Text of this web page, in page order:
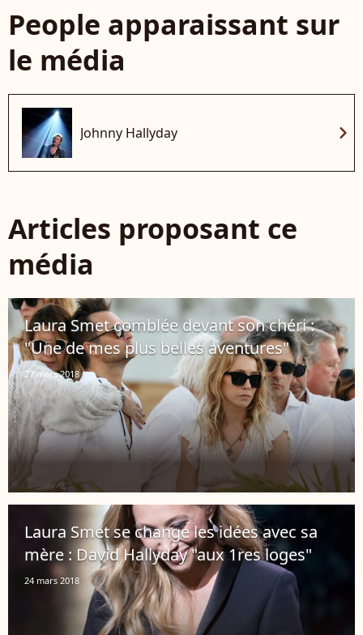
People apparaissant sur
le média
Johnny Hallyday chevron_right
Articles proposant ce
média
Laura Smet comblée devant son chéri :
"Une de mes plus belles aventures"
27 mars 2018
Laura Smet se change les idées avec sa
mère : David Hallyday "aux 1res loges"
24 mars 2018